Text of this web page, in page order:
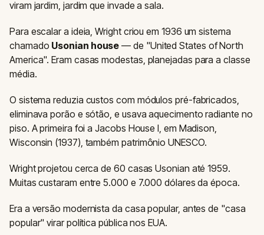
viram jardim, jardim que invade a sala.
Para escalar a ideia, Wright criou em 1936 um sistema
chamado Usonian house — de "United States of North
America". Eram casas modestas, planejadas para a classe
média.
O sistema reduzia custos com módulos pré-fabricados,
eliminava porão e sótão, e usava aquecimento radiante no
piso. A primeira foi a Jacobs House I, em Madison,
Wisconsin (1937), também patrimônio UNESCO.
Wright projetou cerca de 60 casas Usonian até 1959.
Muitas custaram entre 5.000 e 7.000 dólares da época.
Era a versão modernista da casa popular, antes de "casa
popular" virar política pública nos EUA.